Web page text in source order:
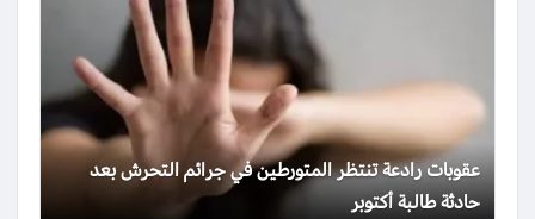
عقوبات رادعة تنتظر المتورطين في جرائم التحرش بعد
حادثة طالبة أكتوبر